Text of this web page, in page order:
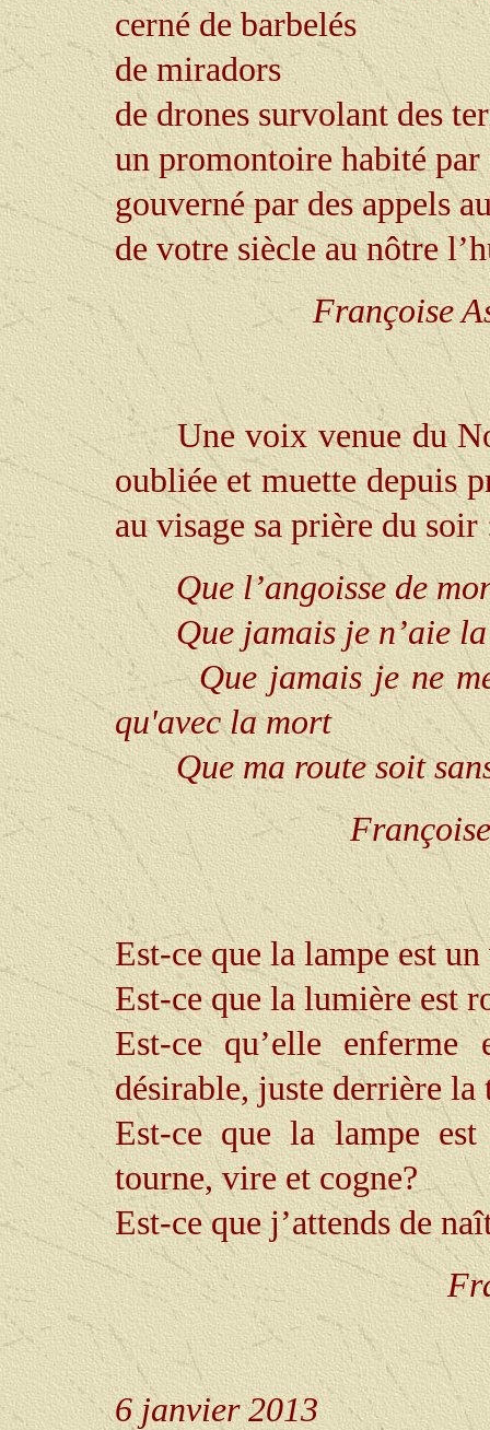
cerné de barbelés
de miradors
de drones survolant des
un promontoire habité
gouverné par des appels
de votre siècle au nôtre
Françoise
Une voix venue du
oubliée et muette depuis
au visage sa prière du soir
Que l’angoisse de
Que jamais je n’aie
Que jamais je ne
qu'avec la mort
Que ma route soit
Est-ce que la lampe est un
Est-ce que la lumière est
Est-ce qu’elle
désirable, juste derrière
Est-ce que la lampe
tourne, vire et cogne?
Est-ce que j’attends de
6 janvier 2013